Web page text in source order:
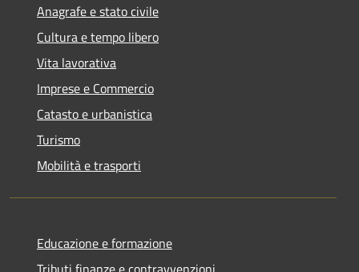
Anagrafe e stato civile
Cultura e tempo libero
Vita lavorativa
Imprese e Commercio
Catasto e urbanistica
Turismo
Mobilità e trasporti
Educazione e formazione